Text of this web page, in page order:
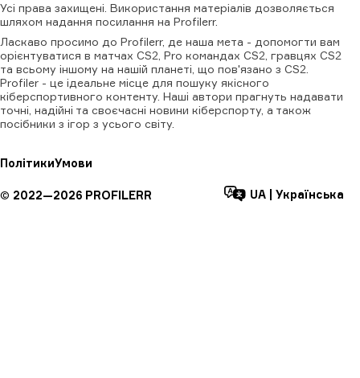
Усі права захищені. Використання матеріалів дозволяється
шляхом надання посилання на Profilerr.
Ласкаво просимо до Profilerr, де наша мета - допомогти вам
орієнтуватися в матчах CS2, Pro командах CS2, гравцях CS2
та всьому іншому на нашій планеті, що пов'язано з CS2.
Profiler - це ідеальне місце для пошуку якісного
кіберспортивного контенту. Наші автори прагнуть надавати
точні, надійні та своєчасні новини кіберспорту, а також
посібники з ігор з усього світу.
ПолітикиУмови
© 2022—2026 PROFILERR UA Українська